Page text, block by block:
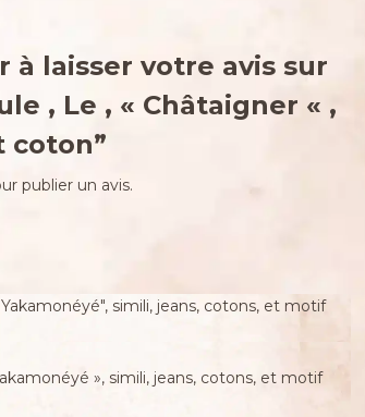
à laisser votre avis sur
, Le , « Châtaigner « ,
coton”
publier un avis.
», simili, jeans, cotons, et motif